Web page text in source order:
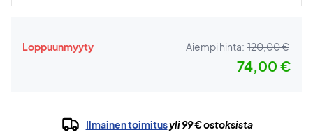
Loppuunmyyty Aiempi hinta: 120,00 €
74,00 €
Ilmainen toimitusyli 99 € ostoksista